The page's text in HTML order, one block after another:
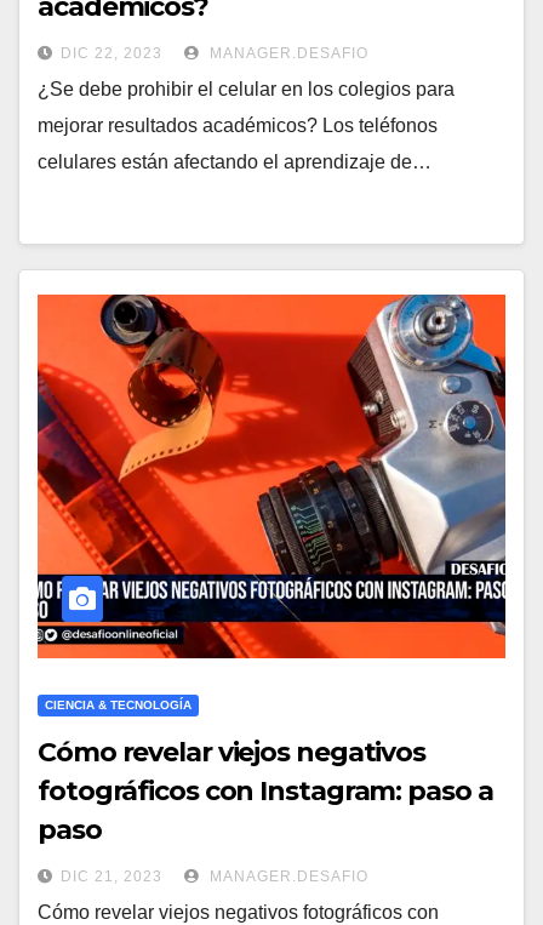
académicos?
DIC 22, 2023 MANAGER.DESAFIO
¿Se debe prohibir el celular en los colegios para
mejorar resultados académicos? Los teléfonos
celulares están afectando el aprendizaje de…
CIENCIA & TECNOLOGÍA
Cómo revelar viejos negativos
fotográficos con Instagram: paso a
paso
DIC 21, 2023 MANAGER.DESAFIO
Cómo revelar viejos negativos fotográficos con